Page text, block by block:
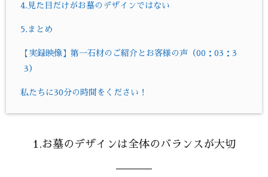
4.見た目だけがお墓のデザインではない
5.まとめ
【実録映像】第一石材のご紹介とお客様の声（00：03：3
3）
私たちに30分の時間をください！
1.お墓のデザインは全体のバランスが大切